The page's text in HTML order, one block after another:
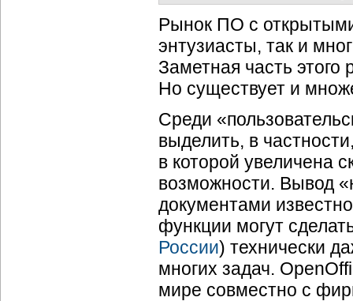
Рынок ПО с
энтузиасты, так и
Заметная часть этого
Но существует и
Среди
выделить, в
в которой увеличена
возможности. Вывод
документами
функции могут
России) технически
многих задач.
мире совместно с